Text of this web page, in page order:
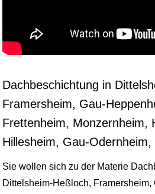
Dachbeschichtung in
Framersheim, Gau-
Frettenheim, Monzernheim,
Hillesheim, Gau-
Sie wollen sich zu der Materie
Dittelsheim-Heßloch,